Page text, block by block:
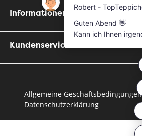
Informationen
Kundenservice
Allgemeine Geschäftsbedingungen
Datenschutzerklärung